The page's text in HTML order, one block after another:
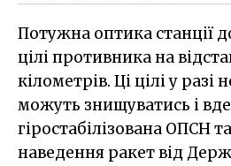
Потужна оптика станції
цілі противника на
кілометрів. Ці цілі у разі
можуть знищуватись і
гіростабілізована ОПСН
наведення ракет від